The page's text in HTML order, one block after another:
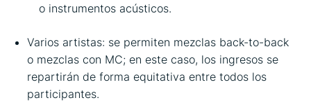
o instrumentos acústicos.
Varios artistas: se permiten mezclas back-to-back
o mezclas con MC; en este caso, los ingresos se
repartirán de forma equitativa entre todos los
participantes.